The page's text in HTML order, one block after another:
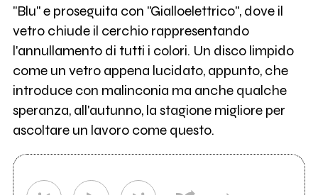
"Blu" e proseguita con "Gialloelettrico", dove il
vetro chiude il cerchio rappresentando
l'annullamento di tutti i colori. Un disco limpido
come un vetro appena lucidato, appunto, che
introduce con malinconia ma anche qualche
speranza, all'autunno, la stagione migliore per
ascoltare un lavoro come questo.